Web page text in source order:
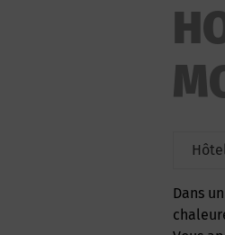
Dans un cadre entièrement rénové, l’Hôtel de France réserve à sa clientèle un accueil